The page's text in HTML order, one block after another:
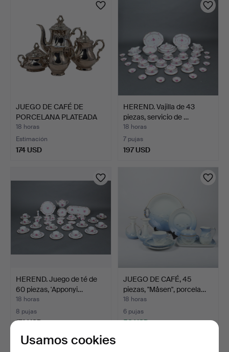
JUEGO DE CAFÉ DE
PORCELANA PLATEADA
DE LA …
18 horas
Estimación
174 USD
HEREND. Vajilla de 43
piezas, servicio de …
18 horas
7 pujas
197 USD
HEREND. Juego de té de
60 piezas, 'Apponyi…
18 horas
8 pujas
174 USD
JUEGO DE CAFÉ, 45
piezas, "Måsen", porcela…
18 horas
6 pujas
58 USD
Usamos cookies